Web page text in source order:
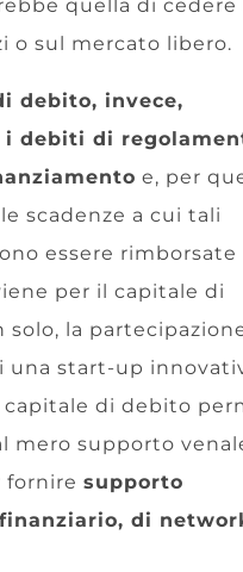
quella di cedere
o sul mercato libero.
debito, invece,
i debiti di
e, per
scadenze a cui tali
essere rimborsate
per il capitale di
solo, la
una start-up
capitale di debito
mero supporto
fornire supporto
di